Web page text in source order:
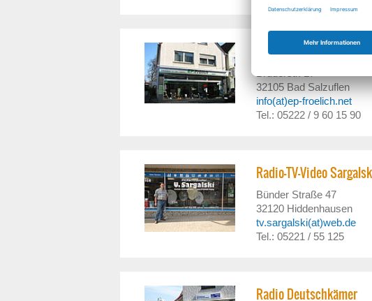
Frölich TV-Video-SAT-
32105 Bad Salzuflen
info(at)ep-froelich.net
Tel.: 05222 / 9 60 15 90
Radio-TV-Video
Bünder Straße 47
32120 Hiddenhausen
tv.sargalski(at)web.de
Tel.: 05221 / 55 125
Radio Deutschkämer